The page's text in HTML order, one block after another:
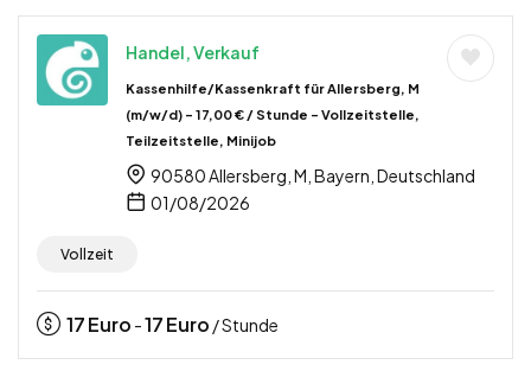
Handel, Verkauf
Kassenhilfe/Kassenkraft für Allersberg, M
(m/w/d) – 17,00 € / Stunde – Vollzeitstelle,
Teilzeitstelle, Minijob
90580 Allersberg, M, Bayern, Deutschland
01/08/2026
Vollzeit
17Euro -17Euro / Stunde